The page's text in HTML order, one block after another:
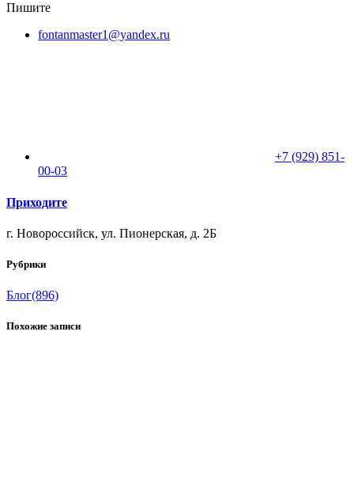
Пишите
fontanmaster1@yandex.ru
+7 (929) 851-
00-03
Приходите
г. Новороссийск, ул. Пионерская, д. 2Б
Рубрики
Блог(896)
Похожие записи